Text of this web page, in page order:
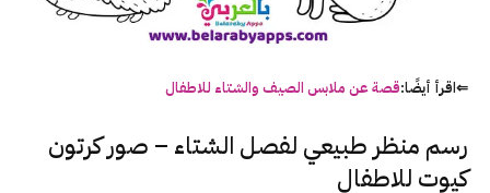
⇐اقرأ أيضًا:قصة عن ملابس الصيف والشتاء للاطفال
رسم منظر طبيعي لفصل الشتاء – صور كرتون
كيوت للاطفال